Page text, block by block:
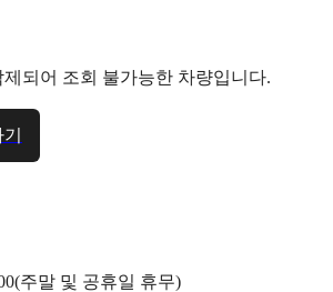
되어 조회 불가능한 차량입니다.
주말 및 공휴일 휴무)